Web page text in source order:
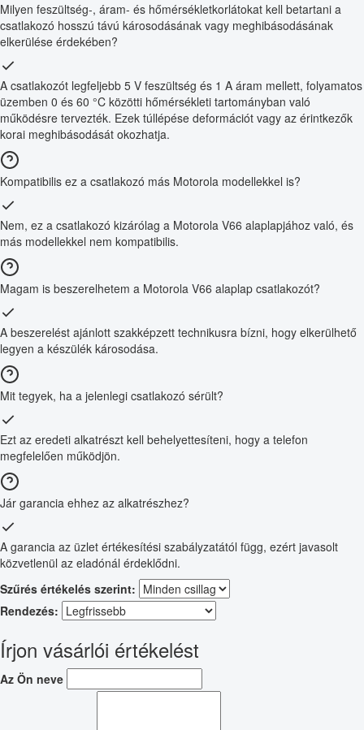
Milyen feszültség-, áram- és hőmérsékletkorlátokat kell betartani a
csatlakozó hosszú távú károsodásának vagy meghibásodásának
elkerülése érdekében?
A csatlakozót legfeljebb 5 V feszültség és 1 A áram mellett, folyamatos
üzemben 0 és 60 °C közötti hőmérsékleti tartományban való
működésre tervezték. Ezek túllépése deformációt vagy az érintkezők
korai meghibásodását okozhatja.
Kompatibilis ez a csatlakozó más Motorola modellekkel is?
Nem, ez a csatlakozó kizárólag a Motorola V66 alaplapjához való, és
más modellekkel nem kompatibilis.
Magam is beszerelhetem a Motorola V66 alaplap csatlakozót?
A beszerelést ajánlott szakképzett technikusra bízni, hogy elkerülhető
legyen a készülék károsodása.
Mit tegyek, ha a jelenlegi csatlakozó sérült?
Ezt az eredeti alkatrészt kell behelyettesíteni, hogy a telefon
megfelelően működjön.
Jár garancia ehhez az alkatrészhez?
A garancia az üzlet értékesítési szabályzatától függ, ezért javasolt
közvetlenül az eladónál érdeklődni.
Szűrés értékelés szerint:
Rendezés:
Írjon vásárlói értékelést
Az Ön neve